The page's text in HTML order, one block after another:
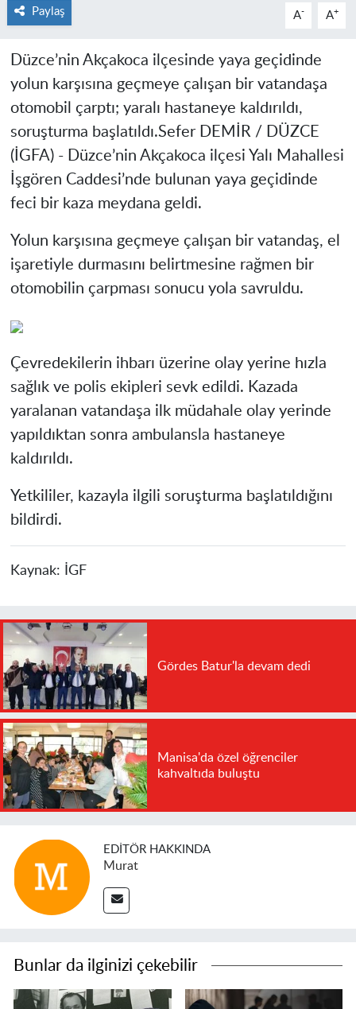
Paylaş A- A+
Düzce’nin Akçakoca ilçesinde yaya geçidinde
yolun karşısına geçmeye çalışan bir vatandaşa
otomobil çarptı; yaralı hastaneye kaldırıldı,
soruşturma başlatıldı.Sefer DEMİR / DÜZCE
(İGFA) - Düzce’nin Akçakoca ilçesi Yalı Mahallesi
İşgören Caddesi’nde bulunan yaya geçidinde
feci bir kaza meydana geldi.
Yolun karşısına geçmeye çalışan bir vatandaş, el
işaretiyle durmasını belirtmesine rağmen bir
otomobilin çarpması sonucu yola savruldu.
Çevredekilerin ihbarı üzerine olay yerine hızla
sağlık ve polis ekipleri sevk edildi. Kazada
yaralanan vatandaşa ilk müdahale olay yerinde
yapıldıktan sonra ambulansla hastaneye
kaldırıldı.
Yetkililer, kazayla ilgili soruşturma başlatıldığını
bildirdi.
Kaynak: İGF
Gördes Batur'la devam dedi
Manisa'da özel öğrenciler
kahvaltıda buluştu
EDITÖR HAKKINDA
Murat
Bunlar da ilginizi çekebilir